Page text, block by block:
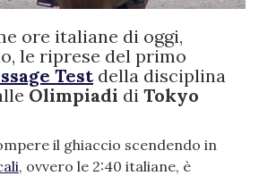
ore italiane di oggi,
le riprese del primo
Testdella disciplina
Olimpiadi di Tokyo
il ghiaccio scendendo in
, ovvero le 2:40 italiane, è